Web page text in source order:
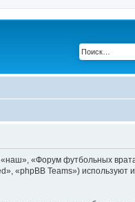
«Форум футбольных
«phpBB Teams») используют